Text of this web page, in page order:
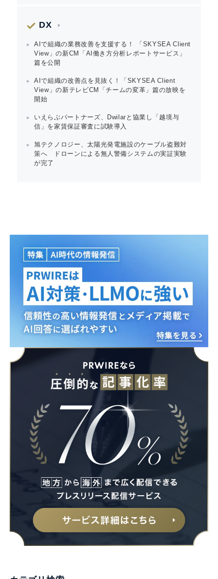
DX
AIで組織の業務改善を支援する！ 「SKYSEA Client
View」の新CM「AI働き方分析レポートサービス」
篇を公開
AIで組織の改善点を見抜く！「SKYSEA Client
View」の新テレビCM「チームの変革」篇の放映を
開始
いえらぶパートナーズ、Dwilarと協業し「越境与
信」を家賃保証審査に試験導入
旭テクノロジー、太陽光発電施設のケーブル盗難対
策へ ドローンによる無人警備システムの実証実験
が完了